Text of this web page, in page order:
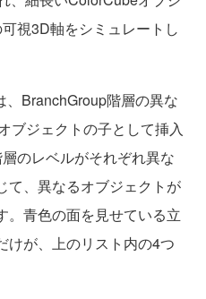
視3D軸をシミュレートし
BranchGroup階層の異な
ブジェクトの子として挿入
のレベルがそれぞれ異な
て、異なるオブジェクトが
。青色の面を見せている立
けが、上のリスト内の4つ